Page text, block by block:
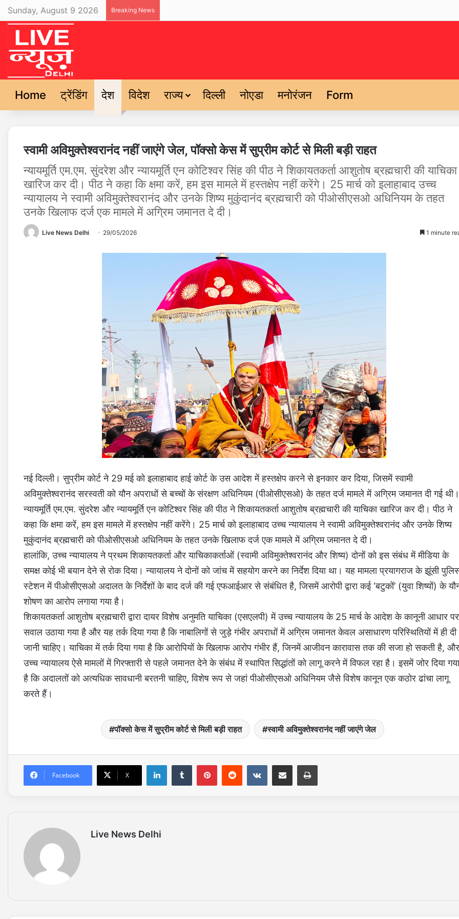
Sunday, August 9 2026 Breaking News
Home ट्रेंडिंग देश विदेश राज्य दिल्ली नोएडा मनोरंजन Form
स्वामी अविमुक्तेश्वरानंद नहीं जाएंगे जेल, पॉक्सो केस में सुप्रीम कोर्ट से मिली बड़ी राहत
न्यायमूर्ति एम.एम. सुंदरेश और न्यायमूर्ति एन कोटिश्वर सिंह की पीठ ने शिकायतकर्ता आशुतोष ब्रह्मचारी की याचिका
खारिज कर दी। पीठ ने कहा कि क्षमा करें, हम इस मामले में हस्तक्षेप नहीं करेंगे। 25 मार्च को इलाहाबाद उच्च
न्यायालय ने स्वामी अविमुक्तेश्वरानंद और उनके शिष्य मुकुंदानंद ब्रह्मचारी को पीओसीएसओ अधिनियम के तहत
उनके खिलाफ दर्ज एक मामले में अग्रिम जमानत दे दी।
Live News Delhi 29/05/2026 1 minute
नई दिल्ली। सुप्रीम कोर्ट ने 29 मई को इलाहाबाद हाई कोर्ट के उस आदेश में हस्तक्षेप करने से इनकार कर दिया, जिसमें स्वामी
अविमुक्तेश्वरानंद सरस्वती को यौन अपराधों से बच्चों के संरक्षण अधिनियम (पीओसीएसओ) के तहत दर्ज मामले में अग्रिम जमानत दी गई थी।
न्यायमूर्ति एम.एम. सुंदरेश और न्यायमूर्ति एन कोटिश्वर सिंह की पीठ ने शिकायतकर्ता आशुतोष ब्रह्मचारी की याचिका खारिज कर दी। पीठ ने
कहा कि क्षमा करें, हम इस मामले में हस्तक्षेप नहीं करेंगे। 25 मार्च को इलाहाबाद उच्च न्यायालय ने स्वामी अविमुक्तेश्वरानंद और उनके शिष्य
मुकुंदानंद ब्रह्मचारी को पीओसीएसओ अधिनियम के तहत उनके खिलाफ दर्ज एक मामले में अग्रिम जमानत दे दी।
हालांकि, उच्च न्यायालय ने प्रथम शिकायतकर्ता और याचिकाकर्ताओं (स्वामी अविमुक्तेश्वरानंद और शिष्य) दोनों को इस संबंध में मीडिया के
समक्ष कोई भी बयान देने से रोक दिया। न्यायालय ने दोनों को जांच में सहयोग करने का निर्देश दिया था। यह मामला प्रयागराज के झूंसी
स्टेशन में पीओसीएसओ अदालत के निर्देशों के बाद दर्ज की गई एफआईआर से संबंधित है, जिसमें आरोपी द्वारा कई ‘बटुकों’ (युवा शिष्यों) के
शोषण का आरोप लगाया गया है।
शिकायतकर्ता आशुतोष ब्रह्मचारी द्वारा दायर विशेष अनुमति याचिका (एसएलपी) में उच्च न्यायालय के 25 मार्च के आदेश के कानूनी आधार पर
सवाल उठाया गया है और यह तर्क दिया गया है कि नाबालिगों से जुड़े गंभीर अपराधों में अग्रिम जमानत केवल असाधारण परिस्थितियों में ही दी
जानी चाहिए। याचिका में तर्क दिया गया है कि आरोपियों के खिलाफ आरोप गंभीर हैं, जिनमें आजीवन कारावास तक की सजा हो सकती है, और
उच्च न्यायालय ऐसे मामलों में गिरफ्तारी से पहले जमानत देने के संबंध में स्थापित सिद्धांतों को लागू करने में विफल रहा है। इसमें जोर दिया गया
है कि अदालतों को अत्यधिक सावधानी बरतनी चाहिए, विशेष रूप से जहां पीओसीएसओ अधिनियम जैसे विशेष कानून एक कठोर ढांचा लागू
करते हैं।
पॉक्सो केस में सुप्रीम कोर्ट से मिली बड़ी राहत स्वामी अविमुक्तेश्वरानंद नहीं जाएंगे जेल
Facebook X
Live News Delhi